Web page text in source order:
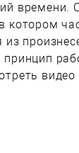
времени.
котором
из